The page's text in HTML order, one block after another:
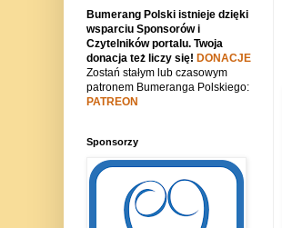
Bumerang Polski istnieje dzięki
wsparciu Sponsorów i
Czytelników portalu. Twoja
donacja też liczy się! DONACJE
Zostań stałym lub czasowym
patronem Bumeranga Polskiego:
PATREON
Sponsorzy